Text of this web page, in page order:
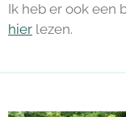
Ik heb er ook een
hier lezen.